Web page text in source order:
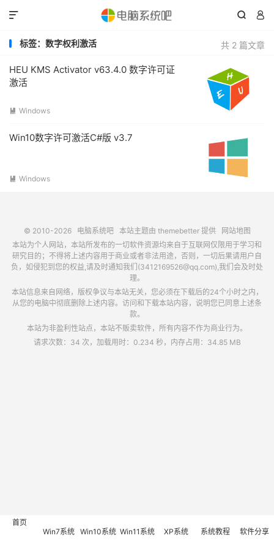
 

共 2 篇文章
标签：数字权利激活
HEU KMS Activator v63.4.0 数字许可证
激活
 Windows
Win10数字许可激活C#版 v3.7
 Windows
© 2010-2026 电脑系统吧本站主题由 themebetter提供
网站地图
本站为个人网站，本站所发布的一切软件资源均来自于互联网仅限用于学习和
研究目的；不得将上述内容用于商业或者非法用途，否则，一切后果请用户自
负，如侵犯到您的权益,请及时通知我们(3412169526@qq.com),我们会及时处
理。
本站信息来自网络，版权争议与本站无关，您必须在下载后的24个小时之内，
从您的电脑中彻底删除上述内容。访问和下载本站内容，说明您已同意上述条
款。
本站为非盈利性站点，本站不贩卖软件，所有内容不作为商业行为。
请求次数：34 次，加载用时：0.234 秒，内存占用：34.85 MB
首页
Win7系统 Win10系统 Win11系统 XP系统 系统教程 软件分享